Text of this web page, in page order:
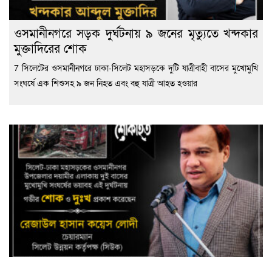
ওসমানীনগরে সড়ক দুর্ঘটনায় ৯ জনের মৃত্যুতে খন্দকার
মুক্তাদিরের শোক
7 সিলেটের ওসমানীনগরে ঢাকা-সিলেট মহাসড়কে দুটি যাত্রীবাহী বাসের মুখোমুখি
সংঘর্ষে এক শিশুসহ ৯ জন নিহত এবং বহু যাত্রী আহত হওয়ার